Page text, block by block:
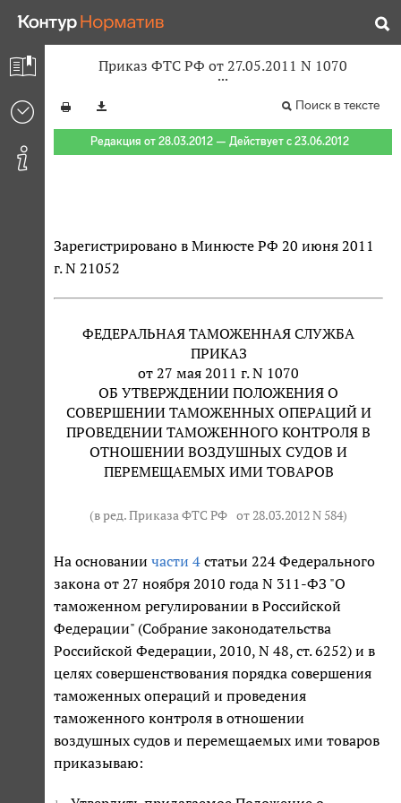
Приказ ФТС РФ от 27.05.2011 N 1070
Поиск в тексте
Редакция от 28.03.2012 — Действует с 23.06.2012
Зарегистрировано в Минюсте РФ 20 июня 2011
г. N 21052
ФЕДЕРАЛЬНАЯ ТАМОЖЕННАЯ СЛУЖБА
ПРИКАЗ
от 27 мая 2011 г. N 1070
ОБ УТВЕРЖДЕНИИ ПОЛОЖЕНИЯ О
СОВЕРШЕНИИ ТАМОЖЕННЫХ ОПЕРАЦИЙ И
ПРОВЕДЕНИИ ТАМОЖЕННОГО КОНТРОЛЯ В
ОТНОШЕНИИ ВОЗДУШНЫХ СУДОВ И
ПЕРЕМЕЩАЕМЫХ ИМИ ТОВАРОВ
(в ред. Приказа ФТС РФ от 28.03.2012 N 584)
На основании части 4 статьи 224 Федерального
закона от 27 ноября 2010 года N 311-ФЗ "О
таможенном регулировании в Российской
Федерации" (Собрание законодательства
Российской Федерации, 2010, N 48, ст. 6252) и в
целях совершенствования порядка совершения
таможенных операций и проведения
таможенного контроля в отношении
воздушных судов и перемещаемых ими товаров
приказываю: